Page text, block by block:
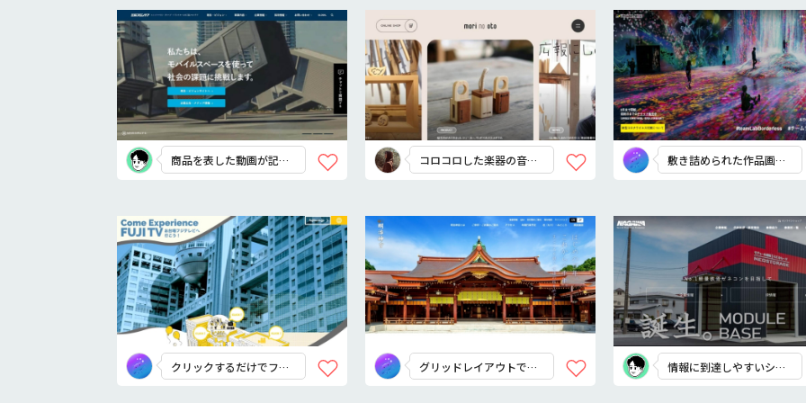
商品を表した動画が記憶
に残る
コロコロした楽器の音が
聞こえてきそう
敷き詰められた作品画像
が圧巻！
クリックするだけでフジ
テレビに行ける！
グリッドレイアウトで情
報を見やすくまとめる
情報に到達しやすいシン
プルなデザイン